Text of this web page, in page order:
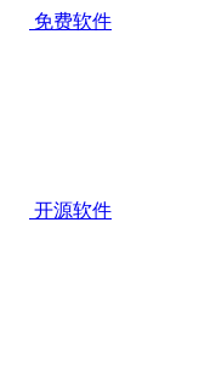
免费软件
开源软件